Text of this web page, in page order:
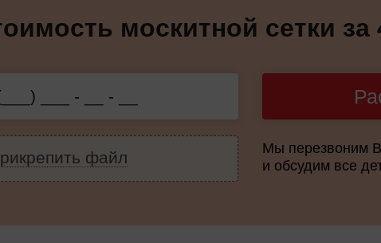
москитной сетки за
файл
Мы перезвоним
и обсудим все